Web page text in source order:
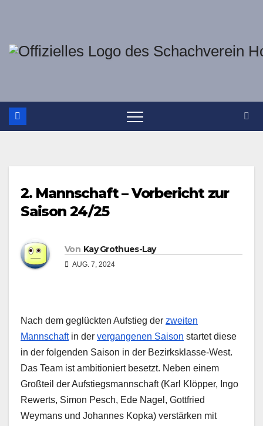
springen
2. Mannschaft – Vorbericht zur
Saison 24/25
Von Kay Grothues-Lay
AUG. 7, 2024
Nach dem geglückten Aufstieg der zweiten
Mannschaftin der vergangenen Saison startet diese
in der folgenden Saison in der Bezirksklasse-West.
Das Team ist ambitioniert besetzt. Neben einem
Großteil der Aufstiegsmannschaft (Karl Klöpper, Ingo
Rewerts, Simon Pesch, Ede Nagel, Gottfried
Weymans und Johannes Kopka) verstärken mit